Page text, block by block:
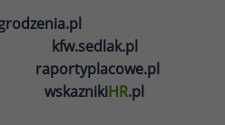
kfw.sedlak.pl
raportyplacowe.pl
wskaznikiHR.pl